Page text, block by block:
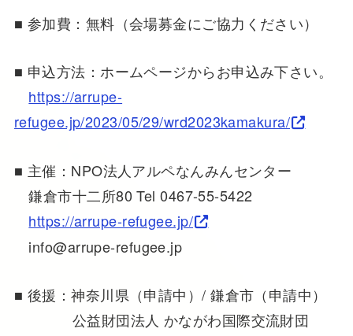
■ 参加費：無料（会場募金にご協力ください）
■ 申込方法：ホームページからお申込み下さい。
https://arrupe-
refugee.jp/2023/05/29/wrd2023kamakura/
■ 主催：NPO法人アルペなんみんセンター
鎌倉市十二所80 Tel 0467-55-5422
https://arrupe-refugee.jp/
info@arrupe-refugee.jp
■ 後援：神奈川県（申請中）/ 鎌倉市（申請中）
公益財団法人 かながわ国際交流財団